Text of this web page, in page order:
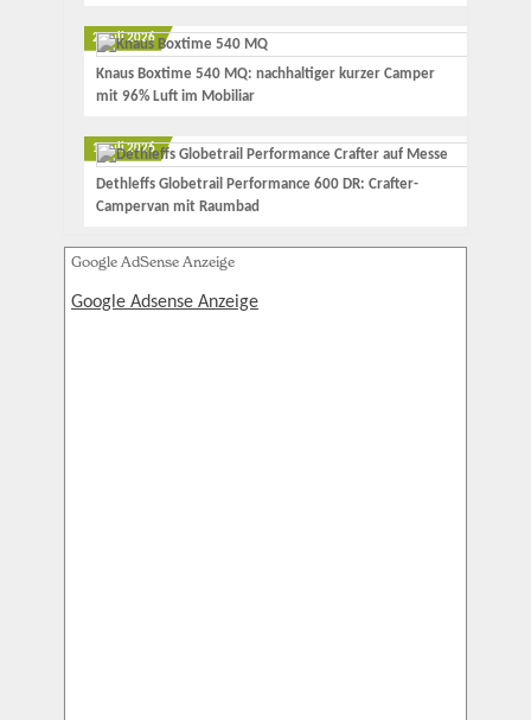
2. Juli 2026
Knaus Boxtime 540 MQ: nachhaltiger kurzer Camper
mit 96% Luft im Mobiliar
1. Juli 2026
Dethleffs Globetrail Performance 600 DR: Crafter-
Campervan mit Raumbad
Google AdSense Anzeige
Google Adsense Anzeige